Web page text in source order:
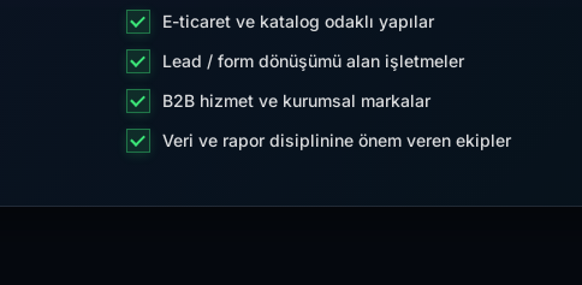
E-ticaret ve katalog odaklı yapılar
Lead / form dönüşümü alan işletmeler
B2B hizmet ve kurumsal markalar
Veri ve rapor disiplinine önem veren ekipler